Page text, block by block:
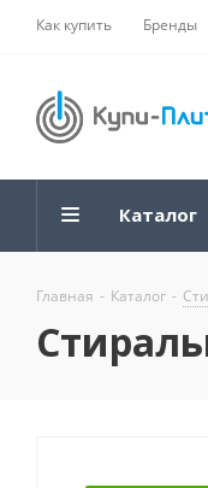
Как купить Бренды
Каталог
Главная - Каталог -